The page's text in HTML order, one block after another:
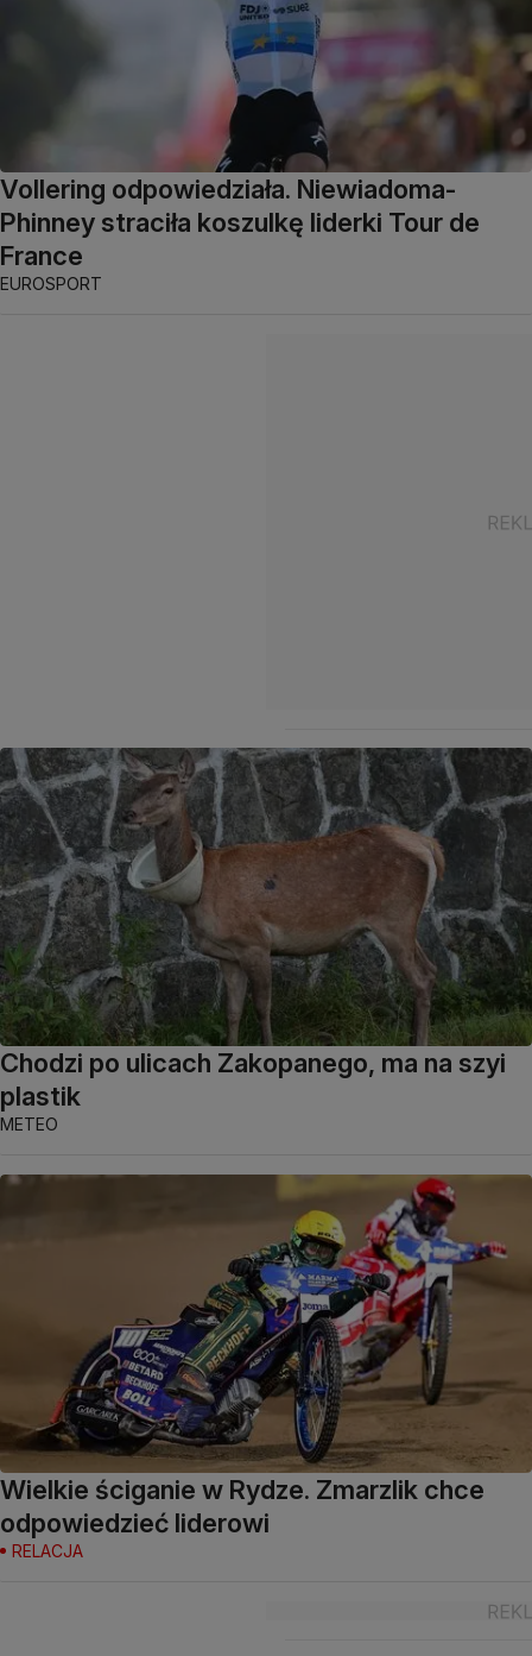
Vollering odpowiedziała. Niewiadoma-
Phinney straciła koszulkę liderki Tour de
France
EUROSPORT
Chodzi po ulicach Zakopanego, ma na szyi
plastik
METEO
Wielkie ściganie w Rydze. Zmarzlik chce
odpowiedzieć liderowi
RELACJA